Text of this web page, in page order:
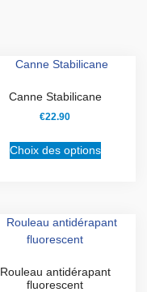
Canne Stabilicane
€22.90
Choix des options
Rouleau antidérapant
fluorescent